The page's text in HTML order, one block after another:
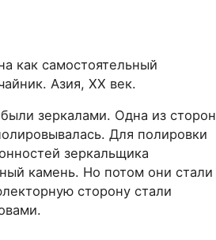
как самостоятельный
Азия, ХХ век.
зеркалами. Одна из сторон
Для полировки
зеркальщика
камень. Но потом они стали
сторону стали